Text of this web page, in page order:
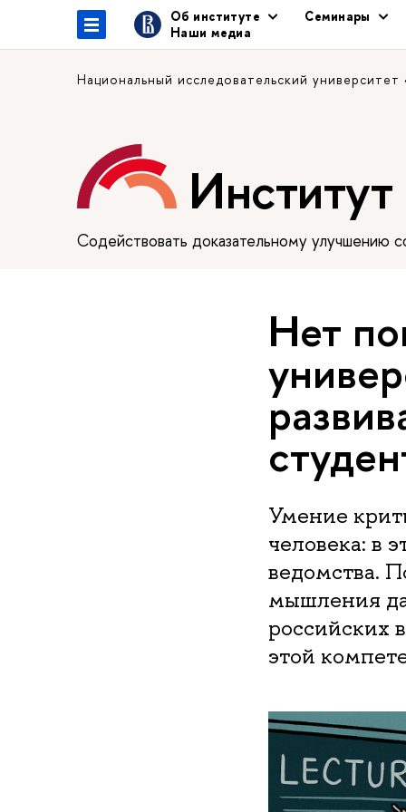
Об институте
Семинары
Наши медиа
Национальный исследовательский
Содействовать доказательному улучшению
Нет
Умение
человека: в
ведомства.
мышления
российских
этой